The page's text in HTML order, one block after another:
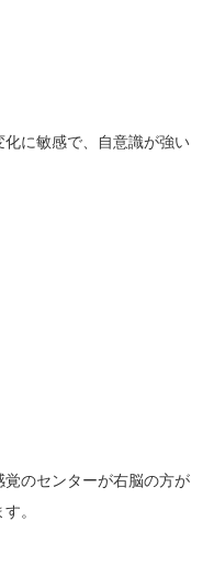
に敏感で、自意識が強い
のセンターが右脳の方が
。